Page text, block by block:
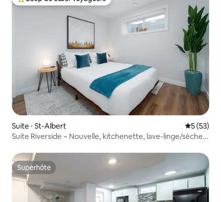
Coups de cœur voyageurs les plus appréciés
Suite ⋅ St-Albert
5 (53)
Suite Riverside ~ Nouvelle, kitchenette, lave-linge/sèche-
Superhôte
Superhôte